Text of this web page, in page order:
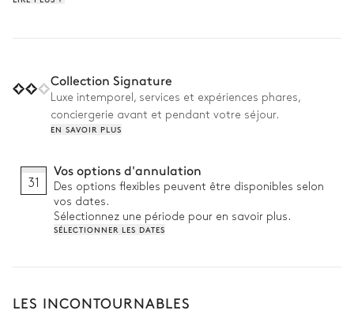
lac scintillant, idéal pour de longues soirées sous le ciel italien.
Pourquoi on l'aime :
• Équipements adaptés aux familles : du billard et une salle de
jeux au cinéma et un spa
• Superbe espace repas extérieur : profitez de repas en plein
air avec vue panoramique sur le lac
Collection Signature
Luxe intemporel, services et expériences phares,
conciergerie avant et pendant votre séjour.
EN SAVOIR PLUS
31
Vos options d'annulation
Des options flexibles peuvent être disponibles selon
vos dates.
Sélectionnez une période pour en savoir plus.
SÉLECTIONNER LES DATES
LES INCONTOURNABLES